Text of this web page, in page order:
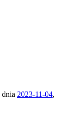
dnia 2023-11-04,